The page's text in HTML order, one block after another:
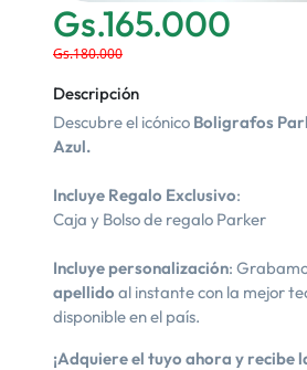
Gs.165.000
Gs.180.000
Descripción
Descubre el icónico Boligrafos
Azul.
Incluye Regalo Exclusivo:
Caja y Bolso de regalo Parker
Incluye personalización:
apellido al instante con la mejor
disponible en el país.
¡Adquiere el tuyo ahora y recibe